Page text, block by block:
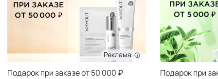
Реклама
Подарок при заказе от 50 000 ₽ Подарок при